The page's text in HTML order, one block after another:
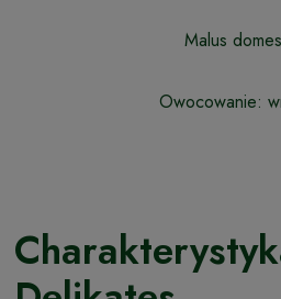
Malus
Owocowanie: